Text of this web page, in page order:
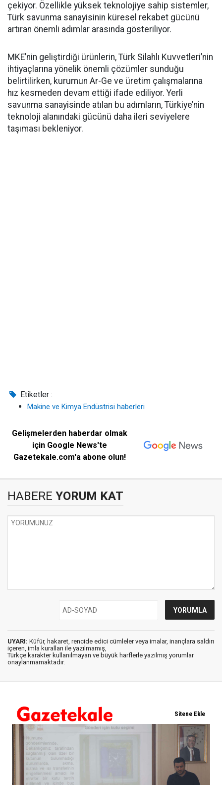
çekiyor. Özellikle yüksek teknolojiye sahip sistemler,
Türk savunma sanayisinin küresel rekabet gücünü
artıran önemli adımlar arasında gösteriliyor.
MKE’nin geliştirdiği ürünlerin, Türk Silahlı Kuvvetleri’nin
ihtiyaçlarına yönelik önemli çözümler sunduğu
belirtilirken, kurumun Ar-Ge ve üretim çalışmalarına
hız kesmeden devam ettiği ifade ediliyor. Yerli
savunma sanayisinde atılan bu adımların, Türkiye’nin
teknoloji alanındaki gücünü daha ileri seviyelere
taşıması bekleniyor.
Etiketler :
Makine ve Kimya Endüstrisi haberleri
Gelişmelerden haberdar olmak
için Google News'te
Gazetekale.com'a abone olun!
HABERE YORUM KAT
UYARI: Küfür, hakaret, rencide edici cümleler veya imalar, inançlara saldırı
içeren, imla kuralları ile yazılmamış,
Türkçe karakter kullanılmayan ve büyük harflerle yazılmış yorumlar
onaylanmamaktadır.